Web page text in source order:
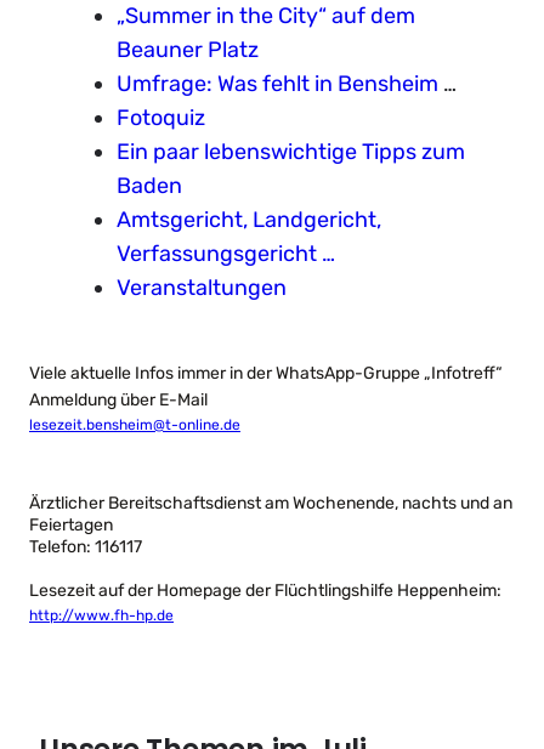
„Summer in the City“ auf dem
Beauner Platz
Umfrage: Was fehlt in Bensheim …
Fotoquiz
Ein paar lebenswichtige Tipps zum
Baden
Amtsgericht, Landgericht,
Verfassungsgericht …
Veranstaltungen
Viele aktuelle Infos immer in der WhatsApp-Gruppe „Infotreff“
Anmeldung über E-Mail
lesezeit.bensheim@t-online.de
Ärztlicher Bereitschaftsdienst am Wochenende, nachts und an
Feiertagen
Telefon: 116117
Lesezeit auf der Homepage der Flüchtlingshilfe Heppenheim:
http://www.fh-hp.de